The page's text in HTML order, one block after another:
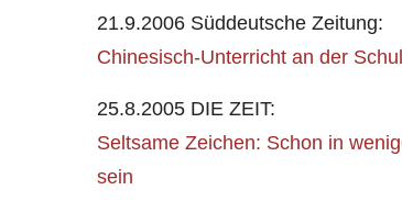
21.9.2006 Süddeutsche Zeitung:
Chinesisch-Unterricht an der
25.8.2005 DIE ZEIT:
Seltsame Zeichen: Schon in
sein